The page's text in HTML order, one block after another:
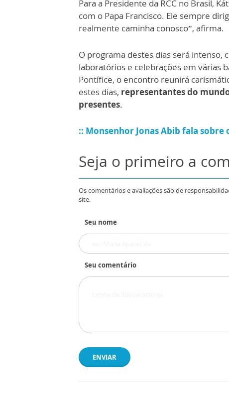
Para a Presidente da RCC no Brasil,
com o Papa Francisco. Ele sempre
realmente caminha conosco”, afirma.
O programa destes dias será intenso,
laboratórios e celebrações em várias
Pontífice, o encontro reunirá
estes dias, representantes do
presentes.
:: Monsenhor Jonas Abib fala sobre
Seja o primeiro a
Os comentários e avaliações são de
site.
Seu nome
Seu comentário
ENVIAR